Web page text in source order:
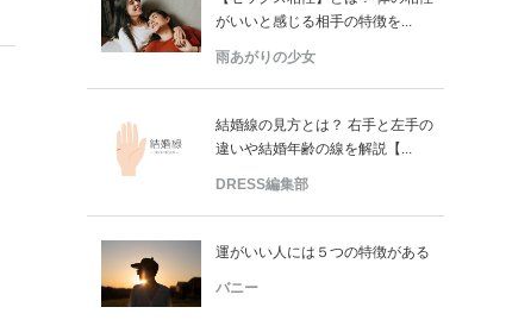
がいいと感じる相手の特徴を...
雨あがりの少女
結婚線の見方とは？ 右手と左手の
違いや結婚年齢の線を解説【...
DRESS編集部
運がいい人には５つの特徴がある
バニー